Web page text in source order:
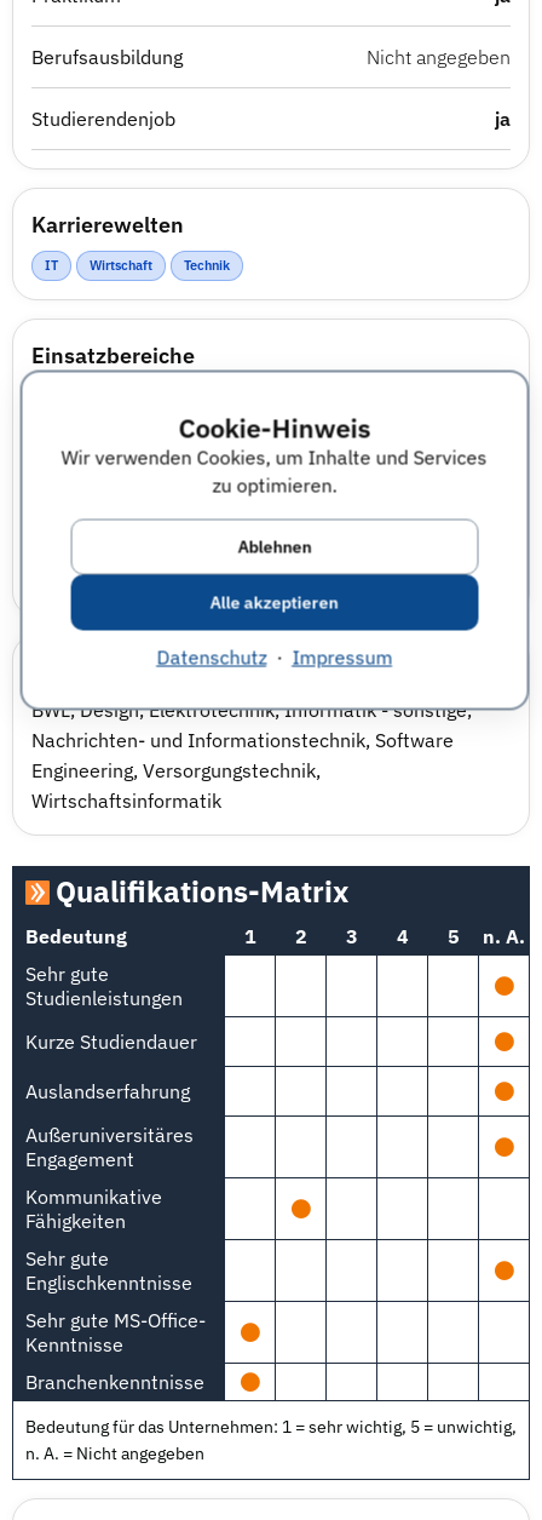
Cookie-Hinweis
Wir verwenden Cookies, um Inhalte und Services
zu optimieren.
Ablehnen
Alle akzeptieren
Datenschutz· Impressum
Berufsausbildung Nicht angegeben
Studierendenjob ja
Karrierewelten
IT Wirtschaft Technik
Einsatzbereiche
Construction, Real Estate & Built Infrastructure
IT Infrastructure, Cloud & Security
Software Engineering, Product & UX
Gesuchte Fachrichtungen
BWL,Design,Elektrotechnik,Informatik - sonstige,
Nachrichten- und Informationstechnik, Software
Engineering, Versorgungstechnik,
Wirtschaftsinformatik
Qualifikations-Matrix
Bedeutung 1 2 3 4 5
n. A.
Sehr gute
Studienleistungen
Kurze Studiendauer
Auslandserfahrung
Außeruniversitäres
Engagement
Kommunikative
Fähigkeiten
Sehr gute
Englischkenntnisse
Sehr gute MS-Office-
Kenntnisse
Branchenkenntnisse
Bedeutung für das Unternehmen: 1 = sehr wichtig, 5 = unwichtig,
n. A. = Nicht angegeben